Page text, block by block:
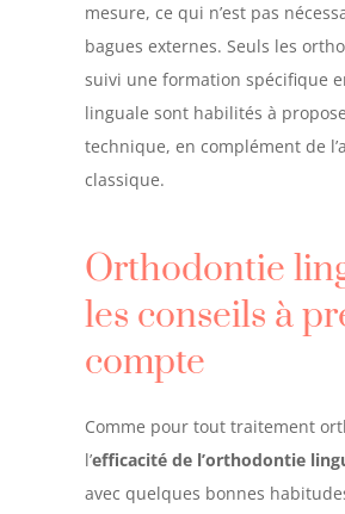
mesure, ce qui n’est pas
bagues externes. Seuls les
suivi une formation spécifique
linguale sont habilités à
technique, en complément de
classique.
Orthodontie
les conseils à
compte
Comme pour tout traitement
l’efficacité de l’orthodontie
avec quelques bonnes